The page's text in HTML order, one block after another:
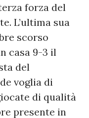
forza del
L’ultima sua
scorso
casa 9-3 il
del
voglia di
di qualità
presente in